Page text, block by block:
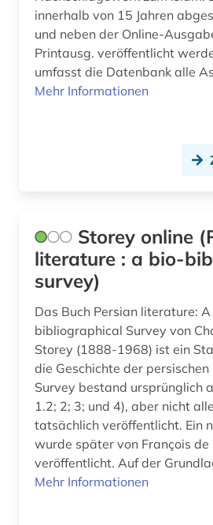
innerhalb von 15 Jahren
und neben der Online-
Printausg. veröffentlicht werden.
umfasst die Datenbank alle
Mehr Informationen
Storey online
literature : a bio-
survey)
Das Buch Persian literature:
bibliographical Survey von
Storey (1888-1968) ist ein Standardwerk für
die Geschichte der
Survey bestand ursprünglich
1.2; 2; 3; und 4), aber nicht
tatsächlich veröffentlicht. Ein
wurde später von François de
veröffentlicht. Auf der
Mehr Informationen